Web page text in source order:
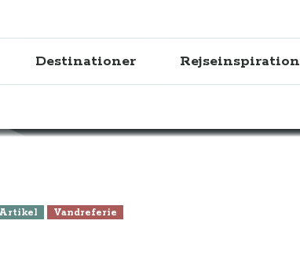
Destinationer Rejseinspiration
Artikel Vandreferie